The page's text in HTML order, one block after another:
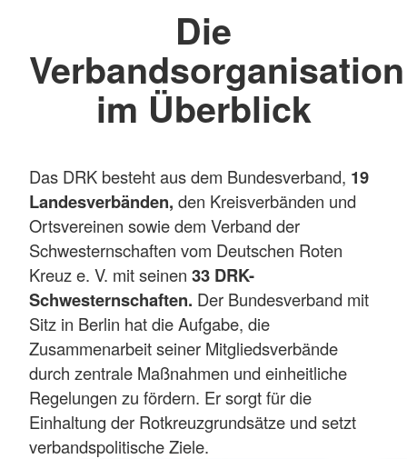
Die
Verbandsorganisation
im Überblick
Das DRK besteht aus dem Bundesverband, 19
Landesverbänden, den Kreisverbänden und
Ortsvereinen sowie dem Verband der
Schwesternschaften vom Deutschen Roten
Kreuz e. V. mit seinen 33 DRK-
Schwesternschaften. Der Bundesverband mit
Sitz in Berlin hat die Aufgabe, die
Zusammenarbeit seiner Mitgliedsverbände
durch zentrale Maßnahmen und einheitliche
Regelungen zu fördern. Er sorgt für die
Einhaltung der Rotkreuzgrundsätze und setzt
verbandspolitische Ziele.